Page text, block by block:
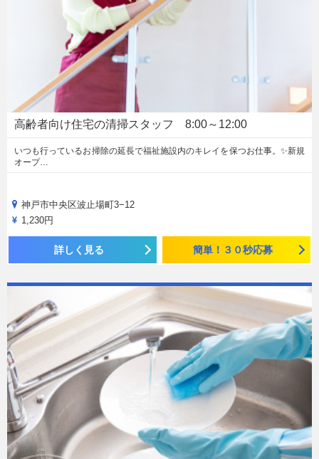
高齢者向け住宅の清掃スタッフ 8:00～12:00
いつも行っているお掃除の延長で福祉施設内のキレイを保つお仕事。✨新規
オープ…
神戸市中央区波止場町3−12
1,230円
詳しく見る 簡単！３０秒応募